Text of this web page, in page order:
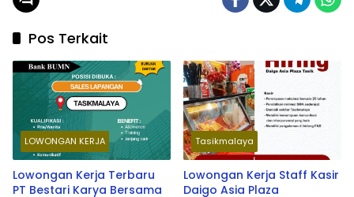
Pos Terkait
LOWONGAN KERJA
Lowongan Kerja Terbaru
PT Bestari Karya Bersama
Tasikmalaya
Lowongan Kerja Staff Kasir
Daigo Asia Plaza